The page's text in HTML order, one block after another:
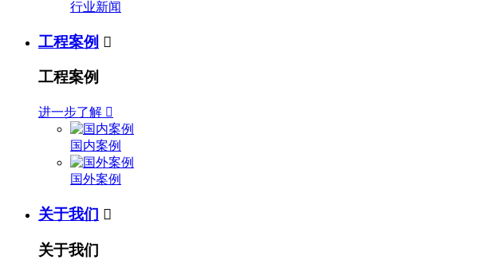
行业新闻
工程案例 
工程案例
进一步了解 
国内案例
国外案例
关于我们 
关于我们